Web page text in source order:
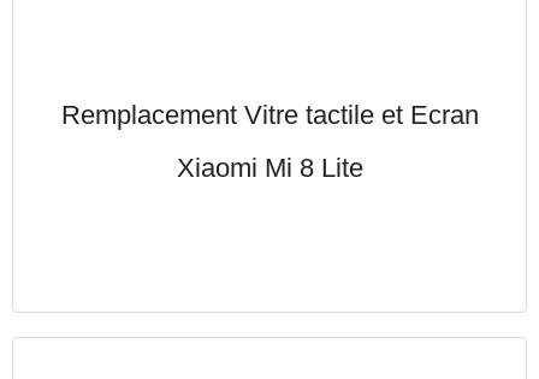
Remplacement Vitre tactile et Ecran
Xiaomi Mi 8 Lite